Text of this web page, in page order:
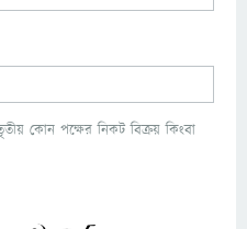
কোন পক্ষের নিকট বিক্রয় কিংবা